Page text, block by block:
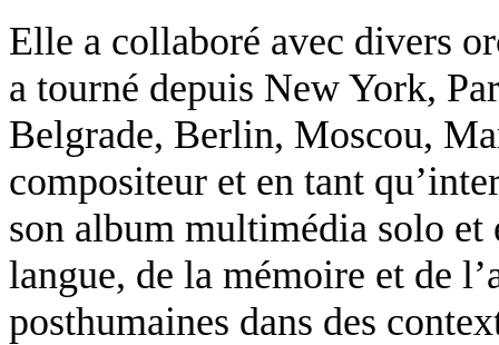
Elle a collaboré avec divers
a tourné depuis New York,
Belgrade, Berlin, Moscou,
compositeur et en tant
son album multimédia solo
langue, de la mémoire et de
posthumaines dans des